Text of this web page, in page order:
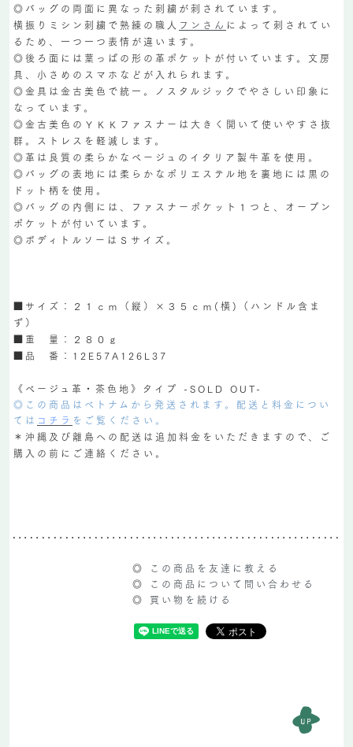
◎バッグの両面に異なった刺繍が刺されています。
横振りミシン刺繍で熟練の職人 フンさん によって刺されてい
るため、一つ一つ表情が違います。
◎後ろ面には葉っぱの形の革ポケットが付いています。文房
具、小さめのスマホなどが入れられます。
◎金具は金古美色で統一。ノスタルジックでやさしい印象に
なっています。
◎金古美色のＹＫＫファスナーは大きく開いて使いやすさ抜
群。ストレスを軽減します。
◎革は良質の柔らかなベージュのイタリア製牛革を使用。
◎バッグの表地には柔らかなポリエステル地を裏地には黒の
ドット柄を使用。
◎バッグの内側には、ファスナーポケット１つと、オープン
ポケットが付いています。
◎ボディトルソーはＳサイズ。
■サイズ：２１ｃｍ（縦）×３５ｃｍ(横)（ハンドル含ま
ず）
■重 量：２８０ｇ
■品 番：12E57A126L37
《ベージュ革・茶色地》タイプ -SOLD OUT-
◎この商品はベトナムから発送されます。配送と料金につい
ては コチラ をご覧ください。
＊沖縄及び離島への配送は追加料金をいただきますので、ご
購入の前にご連絡ください。
◎
この商品を友達に教える
◎
この商品について問い合わせる
◎ 買い物を続ける